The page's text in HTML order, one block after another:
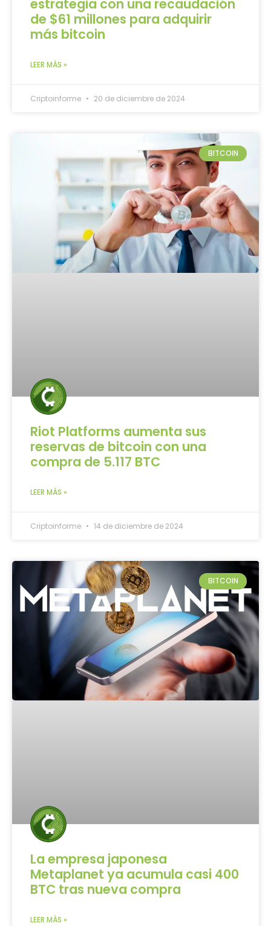
estrategia con una recaudación
de $61 millones para adquirir
más bitcoin
LEER MÁS »
Criptoinforme 20 de diciembre de 2024
BITCOIN
Riot Platforms aumenta sus
reservas de bitcoin con una
compra de 5.117 BTC
LEER MÁS »
Criptoinforme 14 de diciembre de 2024
BITCOIN
La empresa japonesa
Metaplanet ya acumula casi 400
BTC tras nueva compra
LEER MÁS »